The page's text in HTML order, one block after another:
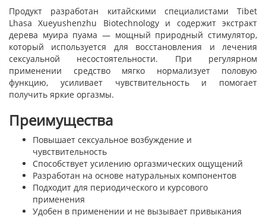
Продукт разработан китайскими специалистами Tibet
Lhasa Xueyushenzhu Biotechnology и содержит экстракт
дерева муира пуама — мощный природный стимулятор,
который используется для восстановления и лечения
сексуальной несостоятельности. При регулярном
применении средство мягко нормализует половую
функцию, усиливает чувствительность и помогает
получить яркие оргазмы.
Преимущества
Повышает сексуальное возбуждение и
чувствительность
Способствует усилению оргазмических ощущений
Разработан на основе натуральных компонентов
Подходит для периодического и курсового
применения
Удобен в применении и не вызывает привыкания